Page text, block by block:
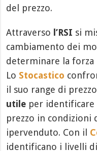
del prezzo.
Attraverso l’RSI si
cambiamento dei
determinare la
Lo Stocastico
il suo range di
utile per identificare
prezzo in condizioni
ipervenduto. Con il
identificano i livelli